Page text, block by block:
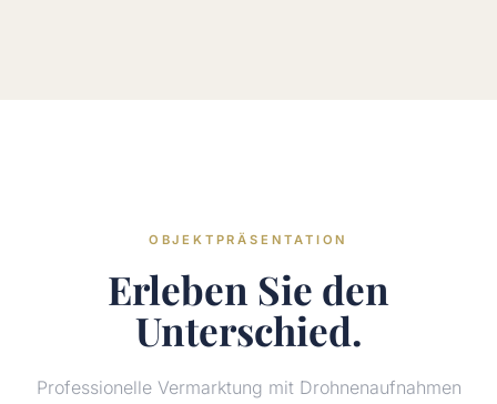
OBJEKTPRÄSENTATION
Erleben Sie den
Unterschied.
Professionelle Vermarktung mit Drohnenaufnahmen